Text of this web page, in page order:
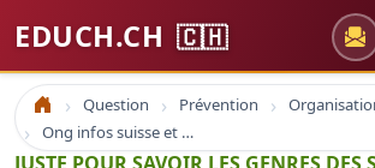
EDUCH.CH 🇨🇭
Accueil Question Prévention
Ong infos suisse et à l'étranger